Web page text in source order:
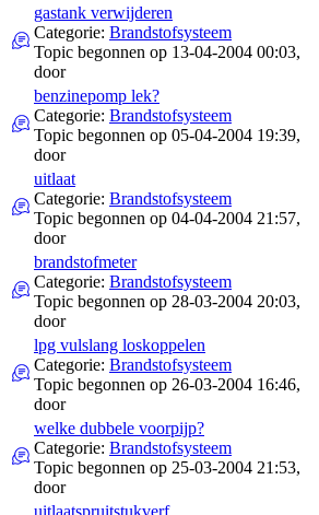
gastank verwijderen
Categorie: Brandstofsysteem
Topic begonnen op 13-04-2004 00:03,
door
benzinepomp lek?
Categorie: Brandstofsysteem
Topic begonnen op 05-04-2004 19:39,
door
uitlaat
Categorie: Brandstofsysteem
Topic begonnen op 04-04-2004 21:57,
door
brandstofmeter
Categorie: Brandstofsysteem
Topic begonnen op 28-03-2004 20:03,
door
lpg vulslang loskoppelen
Categorie: Brandstofsysteem
Topic begonnen op 26-03-2004 16:46,
door
welke dubbele voorpijp?
Categorie: Brandstofsysteem
Topic begonnen op 25-03-2004 21:53,
door
uitlaatspruitstukverf